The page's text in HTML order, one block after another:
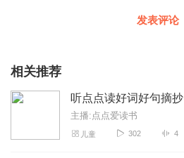
发表评论
相关推荐
听点点读好词好句摘抄
主播:点点爱读书
儿童 302 4